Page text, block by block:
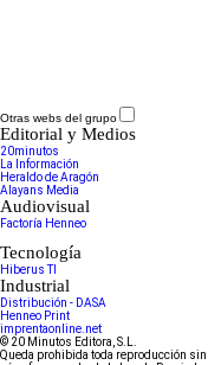
Otras webs del grupo
Editorial y Medios
20minutos
La Información
Heraldo de Aragón
Alayans Media
Audiovisual
Factoría Henneo
Tecnología
Hiberus TI
Industrial
Distribución - DASA
Henneo Print
imprentaonline.net
© 20 Minutos Editora, S.L.
Queda prohibida toda reproducción